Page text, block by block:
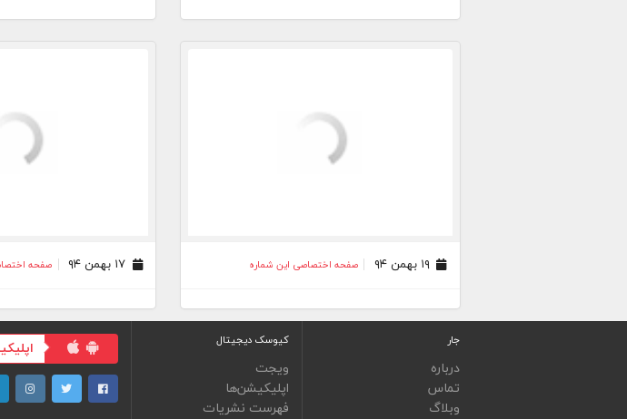
۱۹ بهمن ۹۴ صفحه اختصاصی این شماره صفحه
جار
درباره
تماس
وبلاگ
کیوسک دیجیتال
ویجت
اپلیکیشن‌ها
فهرست نشریات